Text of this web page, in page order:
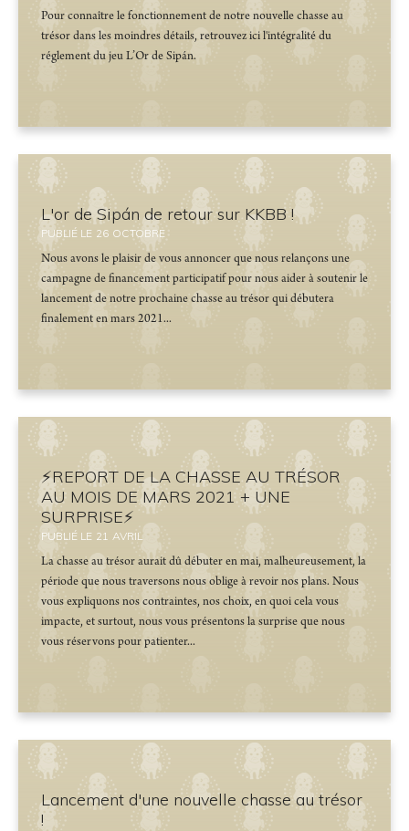
Pour connaître le fonctionnement de notre nouvelle chasse au
trésor dans les moindres détails, retrouvez ici l'intégralité du
réglement du jeu L’Or de Sipán.
L'or de Sipán de retour sur KKBB !
PUBLIÉ LE 26 OCTOBRE
Nous avons le plaisir de vous annoncer que nous relançons une
campagne de financement participatif pour nous aider à soutenir le
lancement de notre prochaine chasse au trésor qui débutera
finalement en mars 2021...
⚡️REPORT DE LA CHASSE AU TRÉSOR
AU MOIS DE MARS 2021 + UNE
SURPRISE⚡️
PUBLIÉ LE 21 AVRIL
La chasse au trésor aurait dû débuter en mai, malheureusement, la
période que nous traversons nous oblige à revoir nos plans. Nous
vous expliquons nos contraintes, nos choix, en quoi cela vous
impacte, et surtout, nous vous présentons la surprise que nous
vous réservons pour patienter...
Lancement d'une nouvelle chasse au trésor
!